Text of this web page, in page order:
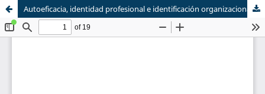
Autoeficacia, identidad profesional e identificación organizacional como antecedentes de burnout en auditores independientes